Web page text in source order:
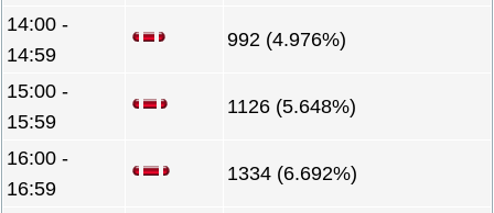
14:00 -
14:59
992 (4.976%)
15:00 -
15:59
1126 (5.648%)
16:00 -
16:59
1334 (6.692%)